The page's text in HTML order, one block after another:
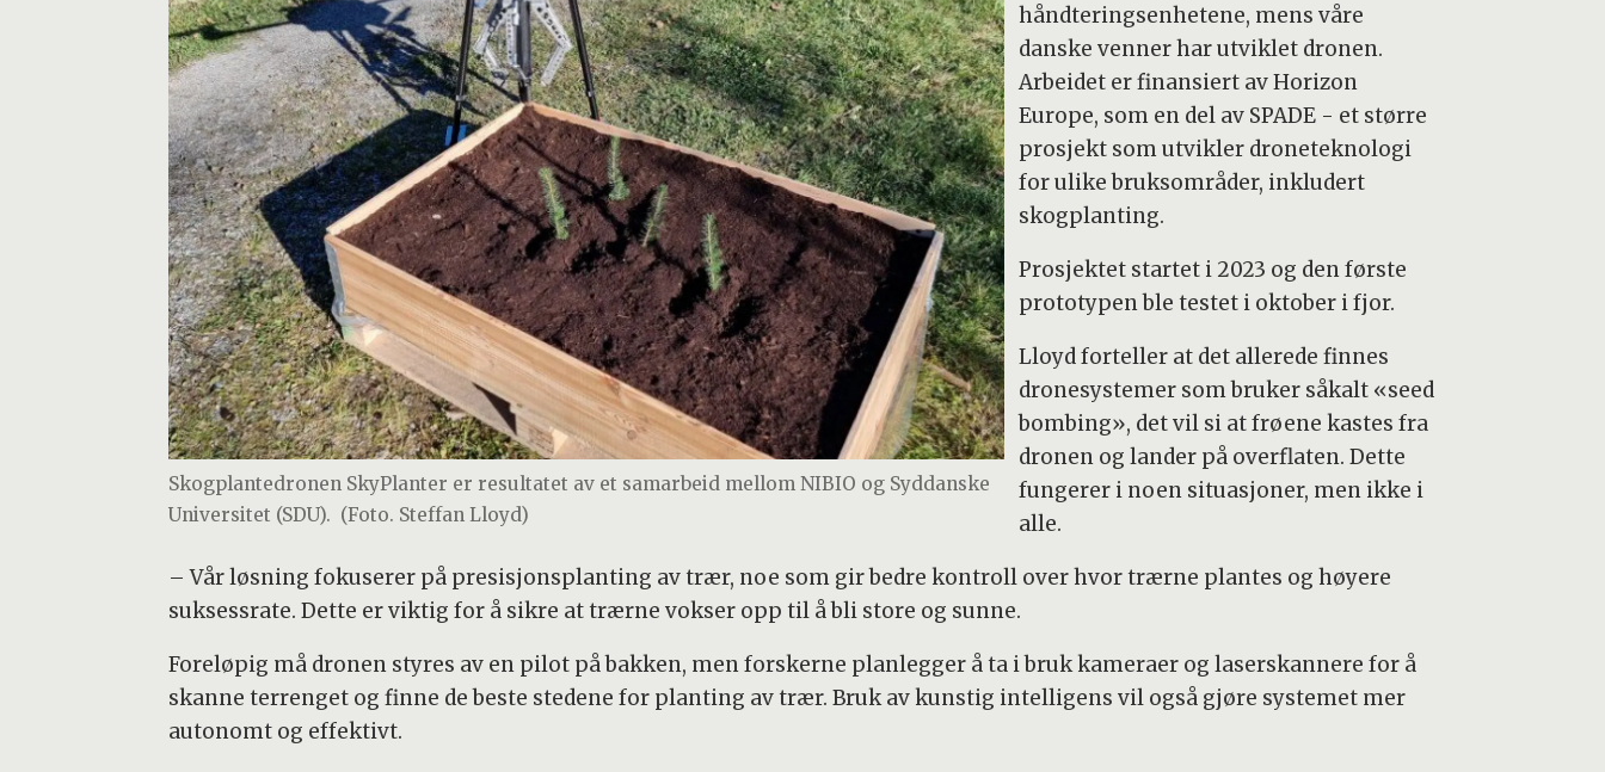
Skogplantedronen SkyPlanter er resultatet av et samarbeid mellom NIBIO og Syddanske
Universitet (SDU). (Foto. Steffan Lloyd)
håndteringsenhetene, mens våre
danske venner har utviklet dronen.
Arbeidet er finansiert av Horizon
Europe, som en del av SPADE - et større
prosjekt som utvikler droneteknologi
for ulike bruksområder, inkludert
skogplanting.
Prosjektet startet i 2023 og den første
prototypen ble testet i oktober i fjor.
Lloyd forteller at det allerede finnes
dronesystemer som bruker såkalt «seed
bombing», det vil si at frøene kastes fra
dronen og lander på overflaten. Dette
fungerer i noen situasjoner, men ikke i
alle.
– Vår løsning fokuserer på presisjonsplanting av trær, noe som gir bedre kontroll over hvor trærne plantes og høyere
suksessrate. Dette er viktig for å sikre at trærne vokser opp til å bli store og sunne.
Foreløpig må dronen styres av en pilot på bakken, men forskerne planlegger å ta i bruk kameraer og laserskannere for å
skanne terrenget og finne de beste stedene for planting av trær. Bruk av kunstig intelligens vil også gjøre systemet mer
autonomt og effektivt.